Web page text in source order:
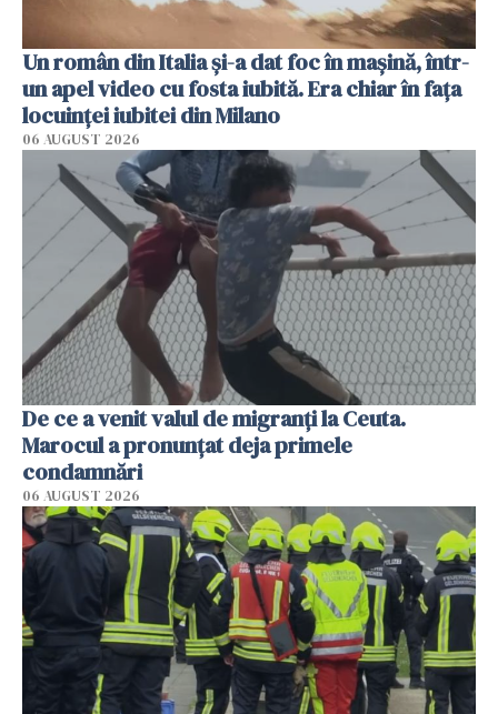
Un român din Italia și-a dat foc în mașină, într-
un apel video cu fosta iubită. Era chiar în fața
locuinței iubitei din Milano
06 AUGUST 2026
De ce a venit valul de migranți la Ceuta.
Marocul a pronunțat deja primele
condamnări
06 AUGUST 2026